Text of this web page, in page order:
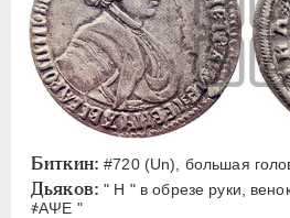
Биткин: #720 (Un), большая
Дьяков: " Н " в обрезе руки,
҂АΨЕ "
ЕКАТЕРИНА I 1725-1727
ПЕТР II 1727-1729
АННА ИОАННОВНА 1730-
ИОАНН АНТОНОВИЧ 1740-
ЕЛИЗАВЕТА 1741-1762
ПЕТР III 1762-1762
ЕКАТЕРИНА II 1762-1796